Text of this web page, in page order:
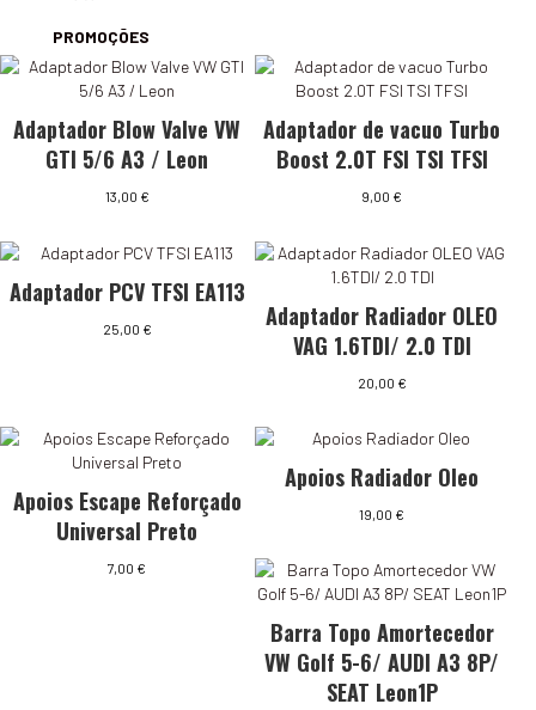
PROMOÇÕES
Adaptador Blow Valve VW
GTI 5/6 A3 / Leon
13,00 €
Adaptador de vacuo Turbo
Boost 2.0T FSI TSI TFSI
9,00 €
Adaptador PCV TFSI EA113
25,00 €
Adaptador Radiador OLEO
VAG 1.6TDI/ 2.0 TDI
20,00 €
Apoios Escape Reforçado
Universal Preto
7,00 €
Apoios Radiador Oleo
19,00 €
Barra Topo Amortecedor
VW Golf 5-6/ AUDI A3 8P/
SEAT Leon1P